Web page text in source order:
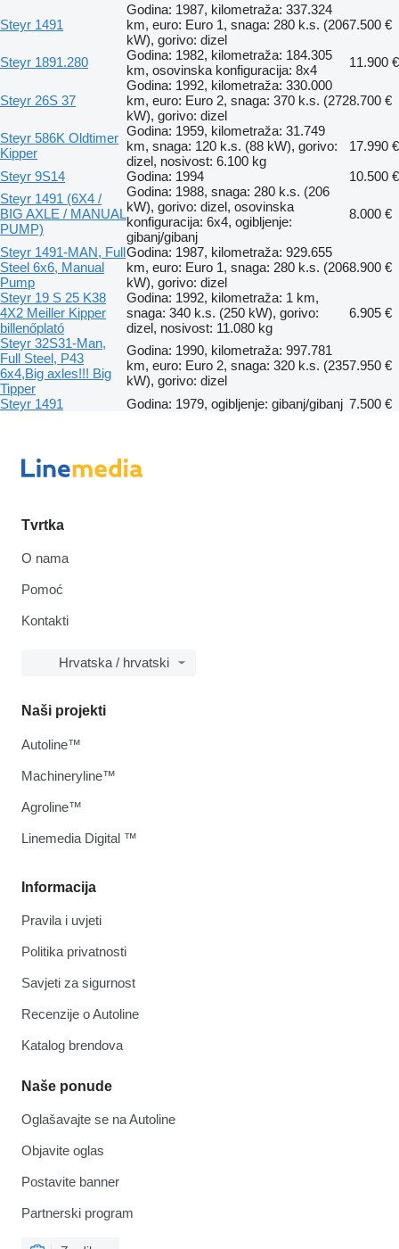
Steyr 1491
Godina: 1987, kilometraža: 337.324
km, euro: Euro 1, snaga: 280 k.s. (206
kW), gorivo: dizel
7.500 €
Steyr 1891.280
Godina: 1982, kilometraža: 184.305
km, osovinska konfiguracija: 8x4
11.900 €
Steyr 26S 37
Godina: 1992, kilometraža: 330.000
km, euro: Euro 2, snaga: 370 k.s. (272
kW), gorivo: dizel
8.700 €
Steyr 586K Oldtimer
Kipper
Godina: 1959, kilometraža: 31.749
km, snaga: 120 k.s. (88 kW), gorivo:
dizel, nosivost: 6.100 kg
17.990 €
Steyr 9S14
Godina: 1994
10.500 €
Steyr 1491 (6X4 /
BIG AXLE / MANUAL
PUMP)
Godina: 1988, snaga: 280 k.s. (206
kW), gorivo: dizel, osovinska
konfiguracija: 6x4, ogibljenje:
gibanj/gibanj
8.000 €
Steyr 1491-MAN, Full
Steel 6x6, Manual
Pump
Godina: 1987, kilometraža: 929.655
km, euro: Euro 1, snaga: 280 k.s. (206
kW), gorivo: dizel
8.900 €
Steyr 19 S 25 K38
4X2 Meiller Kipper
billenőplató
Godina: 1992, kilometraža: 1 km,
snaga: 340 k.s. (250 kW), gorivo:
dizel, nosivost: 11.080 kg
6.905 €
Steyr 32S31-Man,
Full Steel, P43
6x4,Big axles!!! Big
Tipper
Godina: 1990, kilometraža: 997.781
km, euro: Euro 2, snaga: 320 k.s. (235
kW), gorivo: dizel
7.950 €
Steyr 1491 Godina: 1979, ogibljenje: gibanj/gibanj 7.500 €
Tvrtka
O nama
Pomoć
Kontakti
Hrvatska / hrvatski
Informacija
Pravila i uvjeti
Politika privatnosti
Savjeti za sigurnost
Recenzije o Autoline
Katalog brendova
Naše ponude
Oglašavajte se na Autoline
Objavite oglas
Postavite banner
Partnerski program
Naši projekti
Autoline™
Machineryline™
Agroline™
Linemedia Digital ™